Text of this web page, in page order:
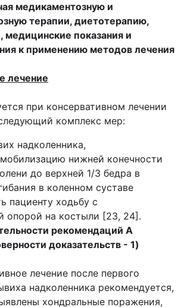
медикаментозную и
терапии, диетотерапию,
медицинские показания и
к применению методов лечения
лечение
при консервативном лечении
комплекс мер:
надколенника,
нижней конечности
до верхней 1/3 бедра в
в коленном суставе
пациенту ходьбу с
опорой на костыли [23, 24].
рекомендаций A
доказательств - 1)
лечение после первого
надколенника рекомендуется,
хондральные поражения,